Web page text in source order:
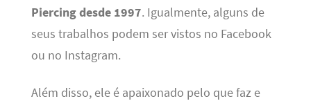
Piercing desde 1997. Igualmente, alguns de
seus trabalhos podem ser vistos no Facebook
ou no Instagram.
Além disso, ele é apaixonado pelo que faz e